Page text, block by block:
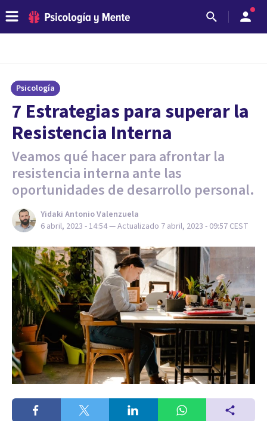
Psicología
7 Estrategias para superar la
Resistencia Interna
Veamos qué hacer para afrontar la
resistencia interna ante las
oportunidades de desarrollo personal.
Yidaki Antonio Valenzuela
6 abril, 2023 - 14:54— Actualizado 7 abril, 2023 - 09:57 CEST